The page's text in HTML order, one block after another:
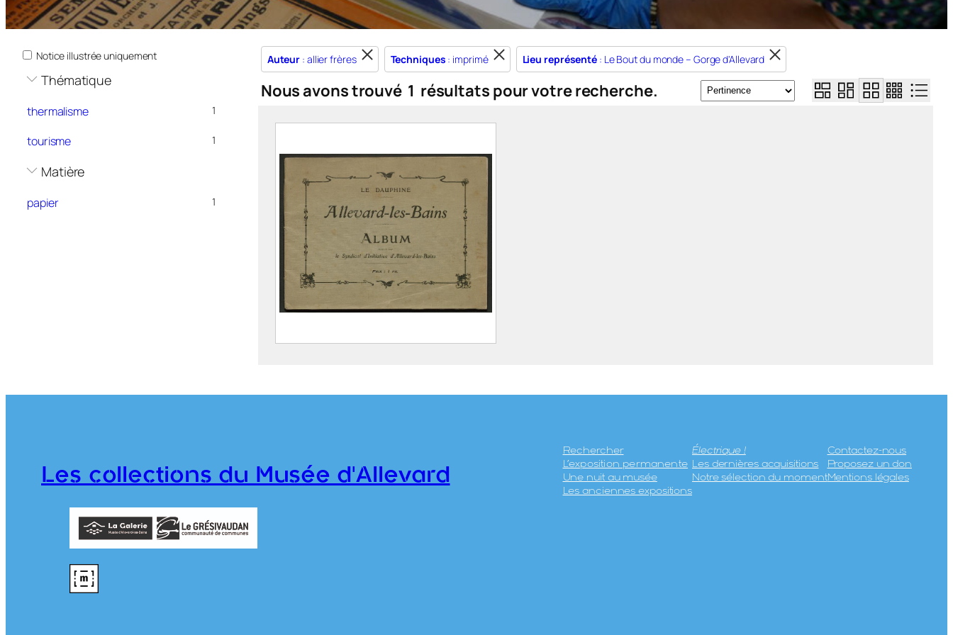
Notice illustrée uniquement
Thématique
thermalisme 1
tourisme 1
Matière
papier 1
Auteur : allier frères Techniques : imprimé Lieu représenté : Le Bout du monde – Gorge d'Allevard
Nous avons trouvé 1 résultats pour votre recherche.
Le Dauphiné. Allevard-les-
Dit V. de Buisson Fils
Les collections du Musée d'Allevard
Rechercher
L’exposition permanente
Une nuit au musée
Les anciennes expositions
Électrique !
Les dernières acquisitions
Notre sélection du moment
Contactez-nous
Proposez un don
Mentions légales